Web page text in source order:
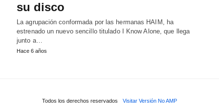
su disco
La agrupación conformada por las hermanas HAIM, ha
estrenado un nuevo sencillo titulado I Know Alone, que llega
junto a…
Hace 6 años
Todos los derechos reservados Visitar Versión No AMP